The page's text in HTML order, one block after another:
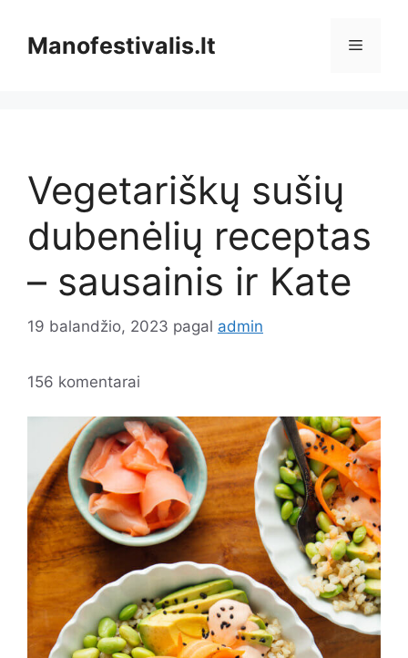
turinioManofestivalis.lt Meniu
Vegetariškų sušių
dubenėlių receptas
– sausainis ir Kate
19 balandžio, 2023 pagal admin
156 komentarai